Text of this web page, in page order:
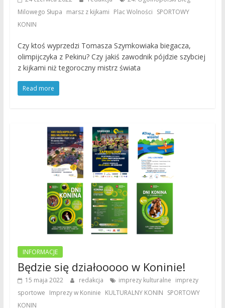
Milowego Słupa marsz z kijkami Plac Wolności SPORTOWY
KONIN
Czy ktoś wyprzedzi Tomasza Szymkowiaka biegacza,
olimpijczyka z Pekinu? Czy jakiś zawodnik pójdzie szybciej
z kijkami niż tegoroczny mistrz świata
Read more
INFORMACJE
Będzie się działooooo w Koninie!
15 maja 2022 redakcja imprezy kulturalne imprezy
sportowe Imprezy w Koninie KULTURALNY KONIN SPORTOWY
KONIN